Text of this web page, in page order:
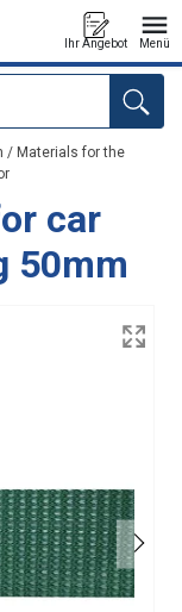
Ihr Angebot Menü
/ Materials for the
car
50mm